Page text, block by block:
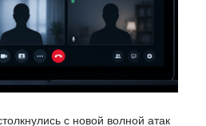
с новой волной атак